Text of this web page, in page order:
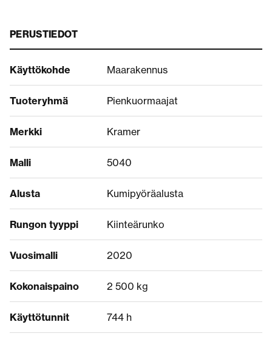
PERUSTIEDOT
Käyttökohde Maarakennus
Tuoteryhmä Pienkuormaajat
Merkki Kramer
Malli 5040
Alusta Kumipyöräalusta
Rungon tyyppi Kiinteärunko
Vuosimalli 2020
Kokonaispaino 2 500 kg
Käyttötunnit 744 h